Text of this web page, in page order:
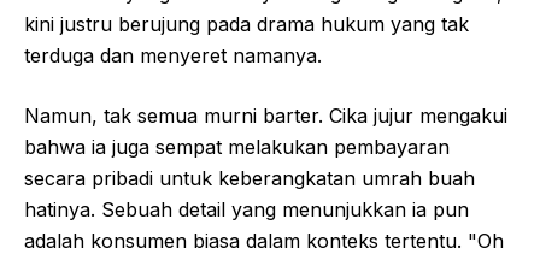
kini justru berujung pada drama hukum yang tak
terduga dan menyeret namanya.
Namun, tak semua murni barter. Cika jujur mengakui
bahwa ia juga sempat melakukan pembayaran
secara pribadi untuk keberangkatan umrah buah
hatinya. Sebuah detail yang menunjukkan ia pun
adalah konsumen biasa dalam konteks tertentu. "Oh